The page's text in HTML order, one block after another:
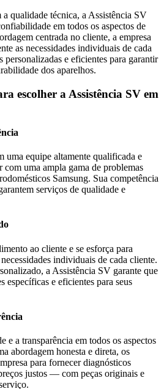
qualidade técnica, a Assistência SV
em todos os aspectos de
centrada no cliente, a empresa
as necessidades individuais de cada
personalizadas e eficientes para garantir
dos aparelhos.
escolher a Assistência SV em
uma equipe altamente qualificada e
com uma ampla gama de problemas
Samsung. Sua competência
serviços de qualidade e
ao cliente e se esforça para
individuais de cada cliente.
a Assistência SV garante que
específicas e eficientes para seus
e a transparência em todos os aspectos
abordagem honesta e direta, os
para fornecer diagnósticos
justos — com peças originais e